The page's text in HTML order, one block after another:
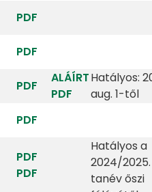
PDF
PDF
PDF
ALÁÍRT
PDF
Hatályos:
aug. 1-től
PDF
PDF
PDF
Hatályos a
2024/2025.
tanév őszi